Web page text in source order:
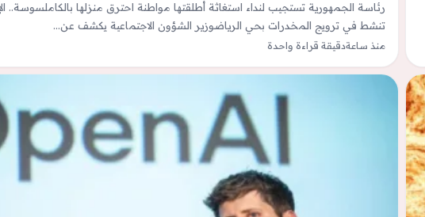
رئاسة الجمهورية تستجيب لنداء استغاثة أطلقتها مواطنة احترق منزلها بالكاملسوسة..
تنشط في ترويج المخدرات بحي الرياضوزير الشؤون الاجتماعية يكشف عن…
منذ ساعةدقيقة قراءة واحدة